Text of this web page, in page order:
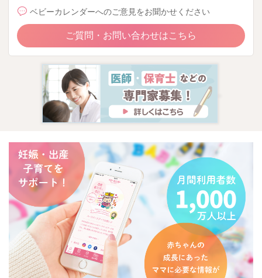
ベビーカレンダーへのご意見をお聞かせください
ご質問・お問い合わせはこちら